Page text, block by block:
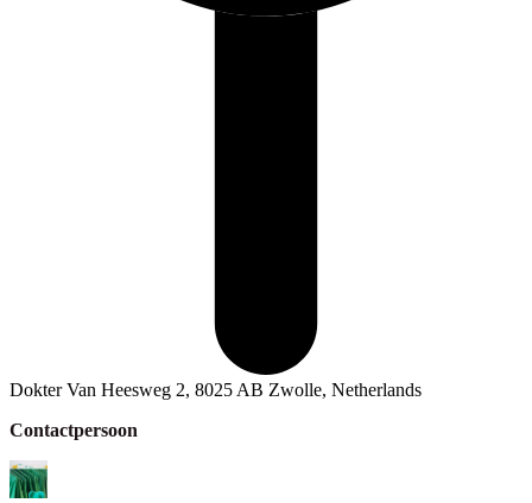
Dokter Van Heesweg 2, 8025 AB Zwolle, Netherlands
Contactpersoon